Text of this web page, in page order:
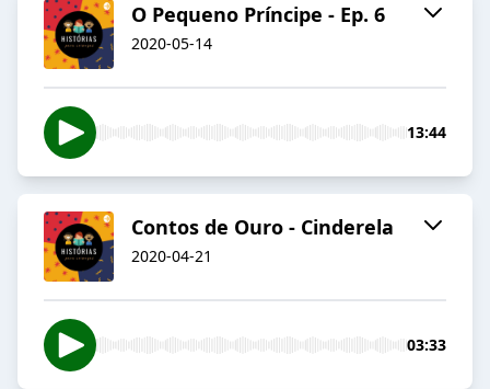
O Pequeno Príncipe - Ep. 6
2020-05-14
13:44
Contos de Ouro - Cinderela
2020-04-21
03:33